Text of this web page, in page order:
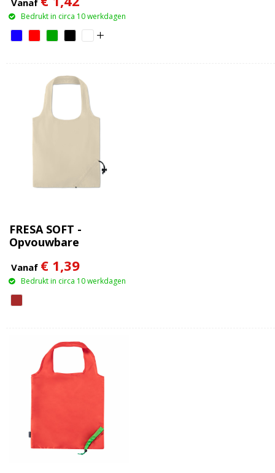
Vanaf
Bedrukt in circa 10 werkdagen
FRESA SOFT -
Opvouwbare
Vanaf € 1,39
Bedrukt in circa 10 werkdagen